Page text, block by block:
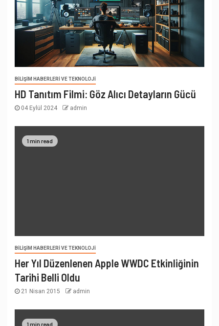
BILIŞIM HABERLERI VE TEKNOLOJI
HD Tanıtım Filmi: Göz Alıcı Detayların Gücü
04 Eylül 2024 admin
1 min read
BILIŞIM HABERLERI VE TEKNOLOJI
Her Yıl Düzenlenen Apple WWDC Etkinliğinin
Tarihi Belli Oldu
21 Nisan 2015 admin
1 min read